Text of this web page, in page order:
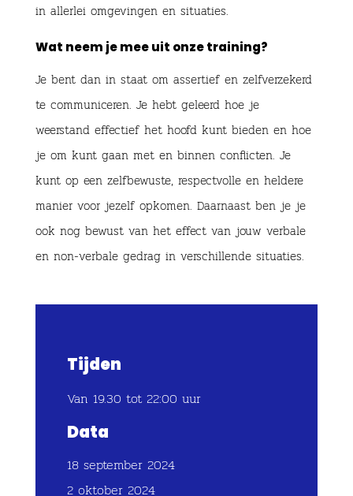
in allerlei omgevingen en situaties.
Wat neem je mee uit onze training?
Je bent dan in staat om assertief en zelfverzekerd
te communiceren. Je hebt geleerd hoe je
weerstand effectief het hoofd kunt bieden en hoe
je om kunt gaan met en binnen conflicten. Je
kunt op een zelfbewuste, respectvolle en heldere
manier voor jezelf opkomen. Daarnaast ben je je
ook nog bewust van het effect van jouw verbale
en non-verbale gedrag in verschillende situaties.
Tijden
Van 19.30 tot 22:00 uur
Data
18 september 2024
2 oktober 2024